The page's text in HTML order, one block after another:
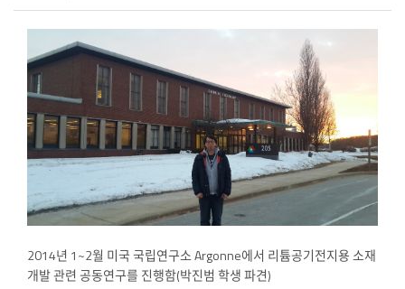
2014년 1~2월 미국 국립연구소 Argonne에서 리튬공기전지용 소재
개발 관련 공동연구를 진행함(박진범 학생 파견)